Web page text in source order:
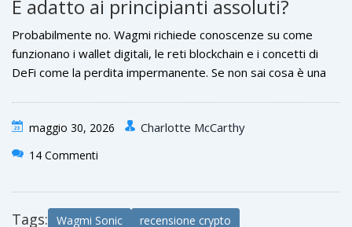
fee sono generalmente frazioni di centesimo.
È adatto ai principianti assoluti?
Probabilmente no. Wagmi richiede conoscenze su come
funzionano i wallet digitali, le reti blockchain e i concetti di
DeFi come la perdita impermanente. Se non sai cosa è una
Wagmi.
maggio 30, 2026 Charlotte McCarthy
14 Commenti
Tags: Wagmi Sonic
recensione crypto